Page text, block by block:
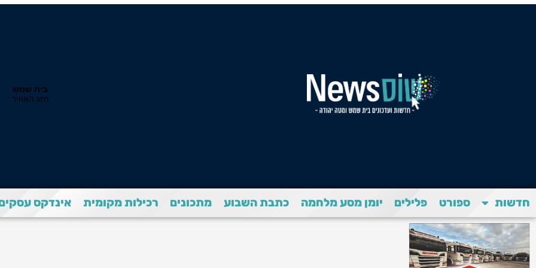
חדשות ספורט פלילים יומן מסע מלחמה כתבת השבוע מתכונים רכילות מקומית אינדקס